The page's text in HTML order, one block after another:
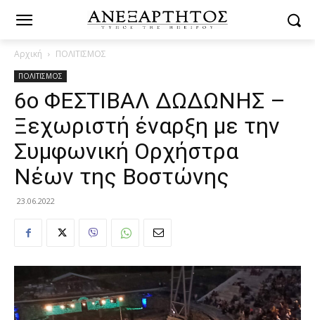
Αρχική ΠΟΛΙΤΙΣΜΟΣ
ΠΟΛΙΤΙΣΜΟΣ
6ο ΦΕΣΤΙΒΑΛ ΔΩΔΩΝΗΣ –
Ξεχωριστή έναρξη με την
Συμφωνική Ορχήστρα
Νέων της Βοστώνης
23.06.2022